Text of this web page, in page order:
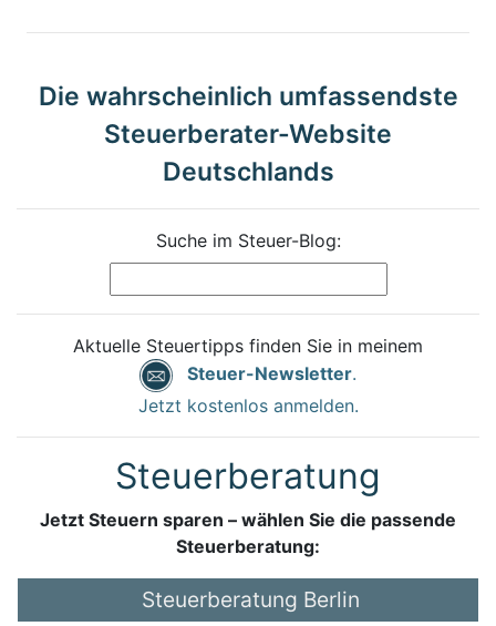
Die wahrscheinlich umfassendste
Steuerberater-Website
Deutschlands
Suche im Steuer-Blog:
Aktuelle Steuertipps finden Sie in meinem
Steuer-Newsletter.
Jetzt kostenlos anmelden.
Steuerberatung
Jetzt Steuern sparen – wählen Sie die passende
Steuerberatung:
Steuerberatung Berlin